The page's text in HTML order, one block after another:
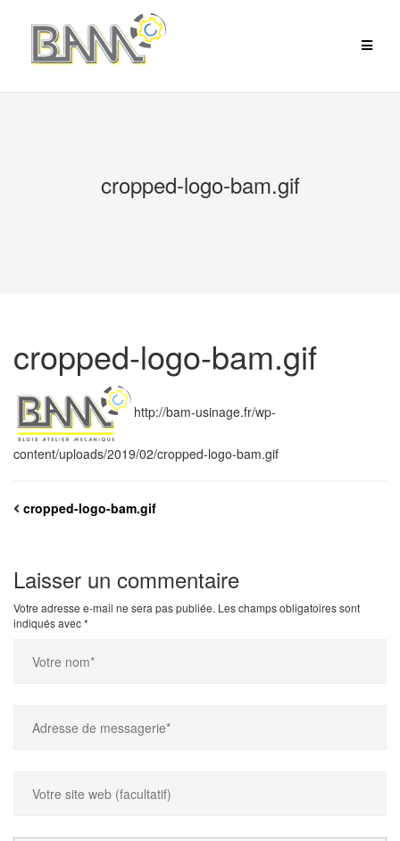
contenu
cropped-logo-bam.gif
cropped-logo-bam.gif
http://bam-usinage.fr/wp-
content/uploads/2019/02/cropped-logo-bam.gif
cropped-logo-bam.gif
Laisser un commentaire
Votre adresse e-mail ne sera pas publiée. Les champs obligatoires sont
indiqués avec*